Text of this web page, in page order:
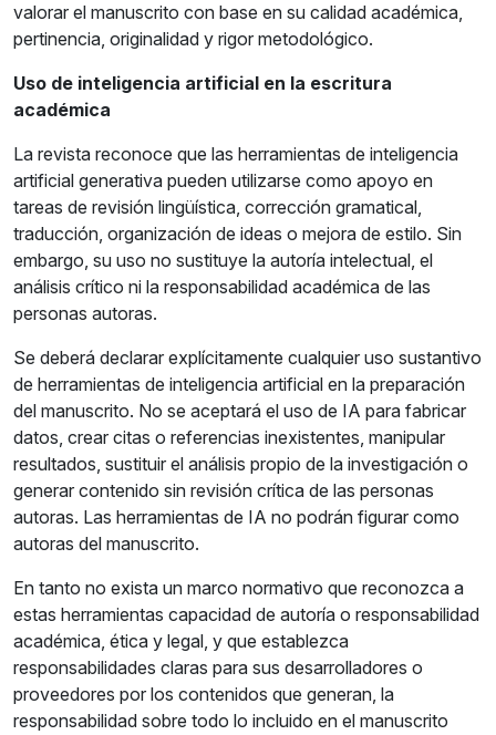
valorar el manuscrito con base en su calidad académica,
pertinencia, originalidad y rigor metodológico.
Uso de inteligencia artificial en la escritura
académica
La revista reconoce que las herramientas de inteligencia
artificial generativa pueden utilizarse como apoyo en
tareas de revisión lingüística, corrección gramatical,
traducción, organización de ideas o mejora de estilo. Sin
embargo, su uso no sustituye la autoría intelectual, el
análisis crítico ni la responsabilidad académica de las
personas autoras.
Se deberá declarar explícitamente cualquier uso sustantivo
de herramientas de inteligencia artificial en la preparación
del manuscrito. No se aceptará el uso de IA para fabricar
datos, crear citas o referencias inexistentes, manipular
resultados, sustituir el análisis propio de la investigación o
generar contenido sin revisión crítica de las personas
autoras. Las herramientas de IA no podrán figurar como
autoras del manuscrito.
En tanto no exista un marco normativo que reconozca a
estas herramientas capacidad de autoría o responsabilidad
académica, ética y legal, y que establezca
responsabilidades claras para sus desarrolladores o
proveedores por los contenidos que generan, la
responsabilidad sobre todo lo incluido en el manuscrito